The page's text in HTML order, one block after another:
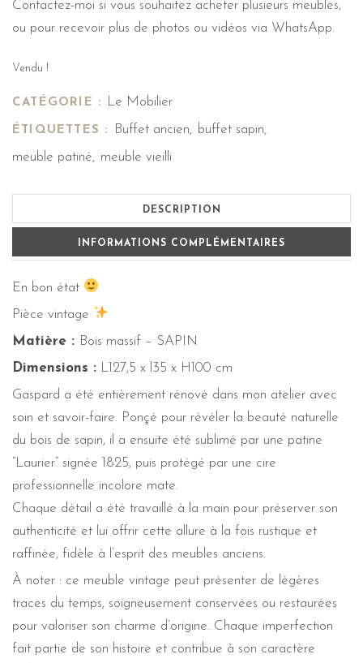
Contactez-moi si vous souhaitez acheter plusieurs meubles,
ou pour recevoir plus de photos ou vidéos via WhatsApp.
Vendu !
CATÉGORIE : Le Mobilier
ÉTIQUETTES : Buffet ancien, buffet sapin,
meuble patiné, meuble vieilli
DESCRIPTION
INFORMATIONS COMPLÉMENTAIRES
En bon état
Pièce vintage
Matière : Bois massif – SAPIN
Dimensions : L127,5 x l35 x H100 cm
Gaspard a été entièrement rénové dans mon atelier avec
soin et savoir-faire. Ponçé pour révéler la beauté naturelle
du bois de sapin, il a ensuite été sublimé par une patine
“Laurier” signée 1825, puis protégé par une cire
professionnelle incolore mate.
Chaque détail a été travaillé à la main pour préserver son
authenticité et lui offrir cette allure à la fois rustique et
raffinée, fidèle à l’esprit des meubles anciens.
À noter : ce meuble vintage peut présenter de légères
traces du temps, soigneusement conservées ou restaurées
pour valoriser son charme d’origine. Chaque imperfection
fait partie de son histoire et contribue à son caractère